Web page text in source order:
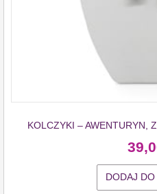
KOLCZYKI – AWENTURYN,
DODAJ